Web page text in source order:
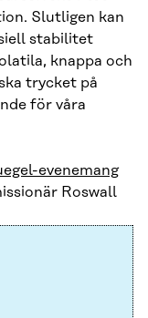
Slutligen kan
stabilitet
knappa och
trycket på
för våra
evenemang
Roswall